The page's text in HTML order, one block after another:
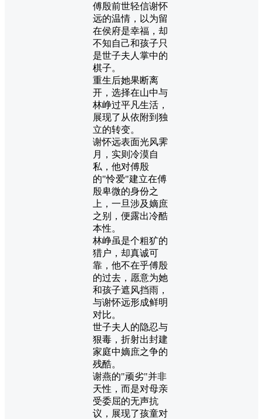
傅殷前世轻信谢怀
远的温情，以为留
在侯府是幸福，却
不知自己和孩子只
是世子夫人掌中的
棋子。
重生后她果断离
开，选择在山中与
林峥过平凡生活，
展现了从依附到独
立的转变。
谢怀远表面光风霁
月，实则冷漠自
私，他对傅殷
的"怜爱"建立在傅
殷卑微的身份之
上，一旦涉及嫡庶
之别，便露出冷酷
本性。
林峥虽是个粗犷的
猎户，却真诚可
靠，他不在乎傅殷
的过去，愿意为她
和孩子遮风挡雨，
与谢怀远形成鲜明
对比。
世子夫人的隐忍与
狠毒，折射出封建
家庭中嫡庶之争的
残酷。
谢燕的"顽劣"并非
天性，而是对母亲
受委屈的无声抗
议，展现了孩童对